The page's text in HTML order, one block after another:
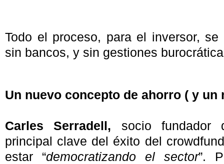
Todo el proceso, para el inversor,
sin bancos, y sin gestiones
Un nuevo concepto de ahorro ( y
Carles Serradell, socio fundador
principal clave del éxito del
estar “democratizando el sector”.